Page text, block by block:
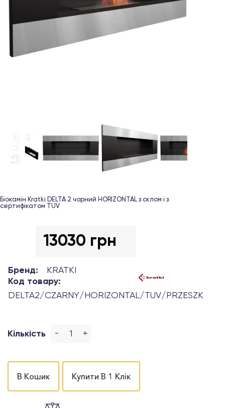
Біокамін Kratki DELTA 2 чорний HORIZONTAL з склом і з
сертифікатом TUV
13030 грн
Бренд:
KRATKI
Код товару:
DELTA2/CZARNY/HORIZONTAL/TUV/PRZESZK
Кількість - +
В Кошик Купити В 1 Клік